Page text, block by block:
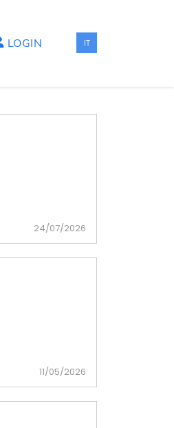
LOGIN IT
24/07/2026
11/05/2026